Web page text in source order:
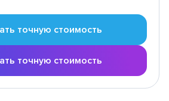
точную стоимость
точную стоимость